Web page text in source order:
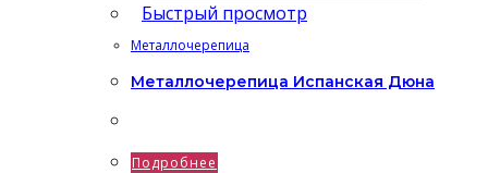
Быстрый просмотр
Металлочерепица
Металлочерепица Испанская Дюна
Подробнее